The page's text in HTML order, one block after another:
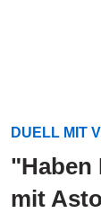
DUELL MIT
"Haben
mit